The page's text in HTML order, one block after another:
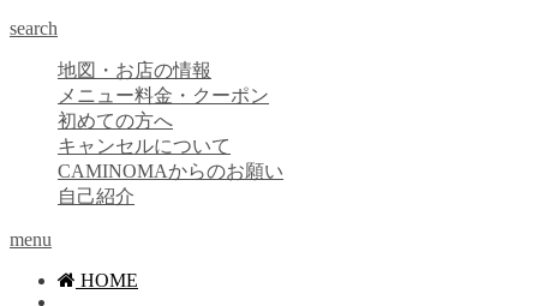
search
地図・お店の情報
メニュー料金・クーポン
初めての方へ
キャンセルについて
CAMINOMAからのお願い
自己紹介
menu
HOME